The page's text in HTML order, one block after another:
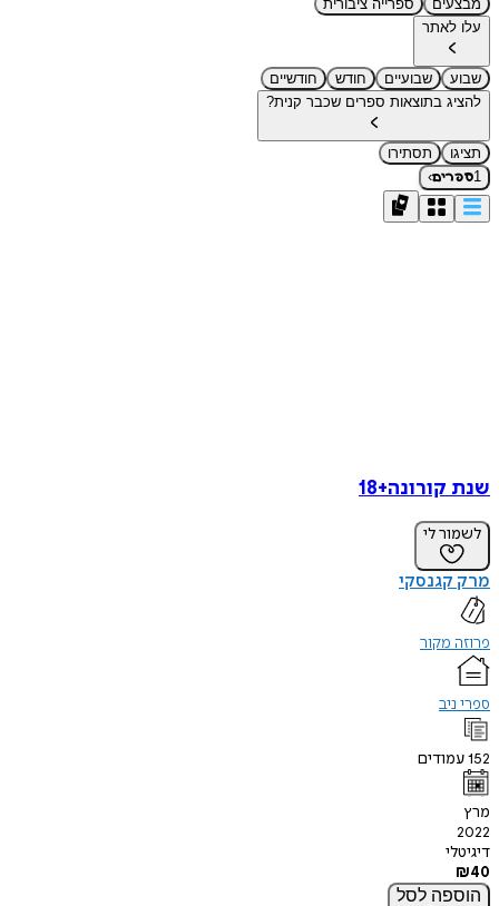
מבצעים
ספרייה ציבורית
עלו לאתר
שבוע שבועיים חודש
חודשיים
להציג בתוצאות ספרים שכבר קנית?
תציגו
תסתירו
1ספרים›
שנת קורונה+18
לשמור לי
מרק קגנסקי
פרוזה מקור
ספרי ניב
152עמודים
מרץ
2022
דיגיטלי
₪40
הוספה לסל